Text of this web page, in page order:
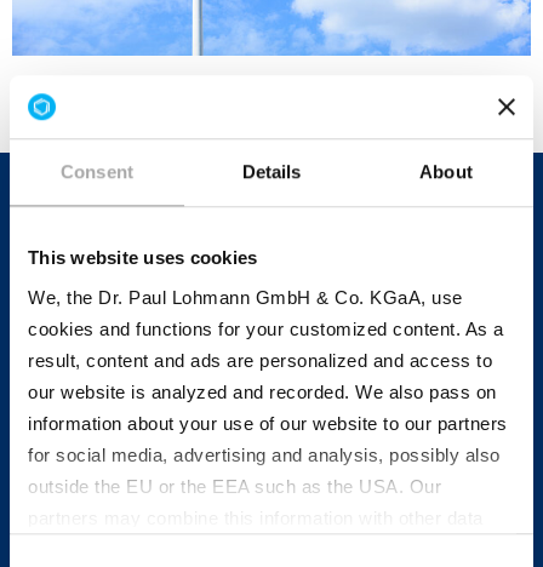
Consent Details About
This website uses cookies
We, the Dr. Paul Lohmann GmbH & Co. KGaA, use
cookies and functions for your customized content. As a
result, content and ads are personalized and access to
our website is analyzed and recorded. We also pass on
information about your use of our website to our partners
for social media, advertising and analysis, possibly also
outside the EU or the EEA such as the USA. Our
Ihr Kontakt in Polen
Anna Szpurka